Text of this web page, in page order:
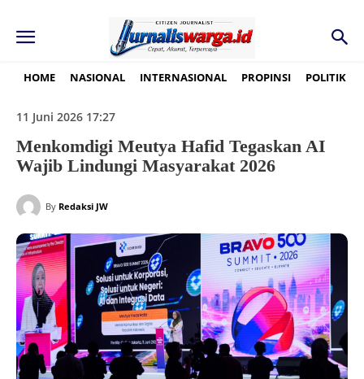
HOME NASIONAL INTERNASIONAL PROPINSI POLITIK
11 Juni 2026 17:27
Menkomdigi Meutya Hafid Tegaskan AI
Wajib Lindungi Masyarakat 2026
By Redaksi JW